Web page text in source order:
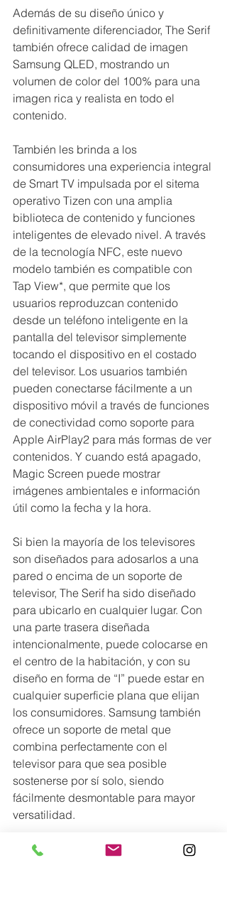
Además de su diseño único y
definitivamente diferenciador, The Serif
también ofrece calidad de imagen
Samsung QLED, mostrando un
volumen de color del 100% para una
imagen rica y realista en todo el
contenido.
También les brinda a los
consumidores una experiencia integral
de Smart TV impulsada por el sitema
operativo Tizen con una amplia
biblioteca de contenido y funciones
inteligentes de elevado nivel. A través
de la tecnología NFC, este nuevo
modelo también es compatible con
Tap View*, que permite que los
usuarios reproduzcan contenido
desde un teléfono inteligente en la
pantalla del televisor simplemente
tocando el dispositivo en el costado
del televisor. Los usuarios también
pueden conectarse fácilmente a un
dispositivo móvil a través de funciones
de conectividad como soporte para
Apple AirPlay2 para más formas de ver
contenidos. Y cuando está apagado,
Magic Screen puede mostrar
imágenes ambientales e información
útil como la fecha y la hora.
Si bien la mayoría de los televisores
son diseñados para adosarlos a una
pared o encima de un soporte de
televisor, The Serif ha sido diseñado
para ubicarlo en cualquier lugar. Con
una parte trasera diseñada
intencionalmente, puede colocarse en
el centro de la habitación, y con su
diseño en forma de “I” puede estar en
cualquier superficie plana que elijan
los consumidores. Samsung también
ofrece un soporte de metal que
combina perfectamente con el
televisor para que sea posible
sostenerse por sí solo, siendo
fácilmente desmontable para mayor
versatilidad.
Coordenadas: